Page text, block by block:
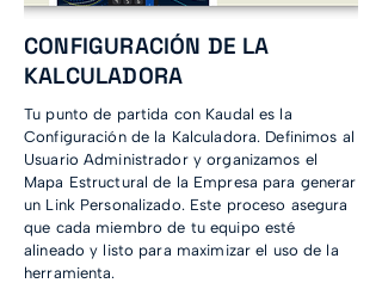
CONFIGURACIÓN DE LA
KALCULADORA
Tu punto de partida con Kaudal es la
Configuración de la Kalculadora. Definimos al
Usuario Administrador y organizamos el
Mapa Estructural de la Empresa para generar
un Link Personalizado. Este proceso asegura
que cada miembro de tu equipo esté
alineado y listo para maximizar el uso de la
herramienta.